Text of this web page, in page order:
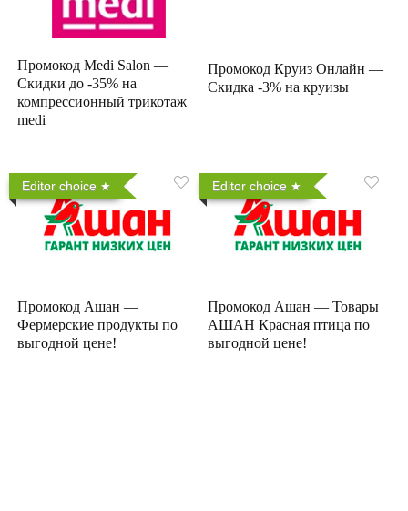
Промокод Medi Salon —
Скидки до -35% на
компрессионный трикотаж
medi
Промокод Круиз Онлайн —
Скидка -3% на круизы
Editor choice
Промокод Ашан —
Фермерские продукты по
выгодной цене!
Editor choice
Промокод Ашан — Товары
АШАН Красная птица по
выгодной цене!